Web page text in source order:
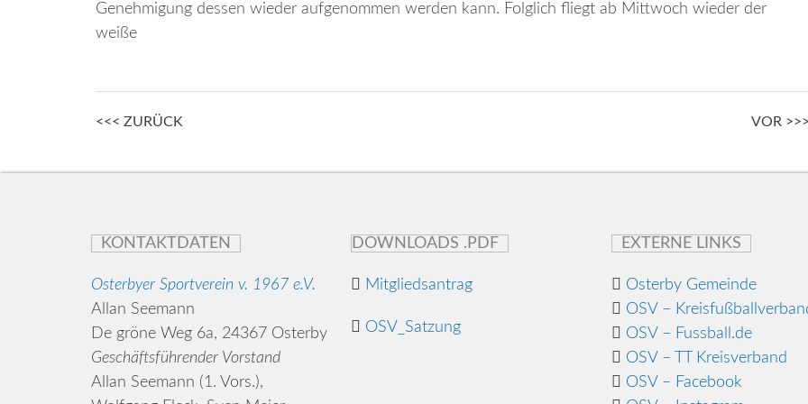
Genehmigung dessen wieder aufgenommen werden kann. Folglich fliegt ab Mittwoch wieder der
weiße
Posts
<<< ZURÜCK VOR >>>
KONTAKTDATEN
Osterbyer Sportverein v. 1967 e.V.
Allan Seemann
De gröne Weg 6a, 24367 Osterby
Geschäftsführender Vorstand
Allan Seemann (1. Vors.),
DOWNLOADS .PDF
Mitgliedsantrag
OSV_Satzung
EXTERNE LINKS
Osterby Gemeinde
OSV –
OSV – Fussball.de
OSV – TT Kreisverband
OSV – Facebook